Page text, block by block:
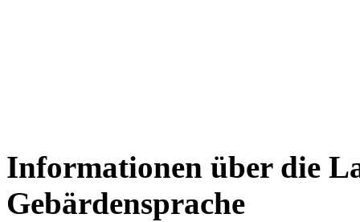
Informationen über die
Gebärdensprache